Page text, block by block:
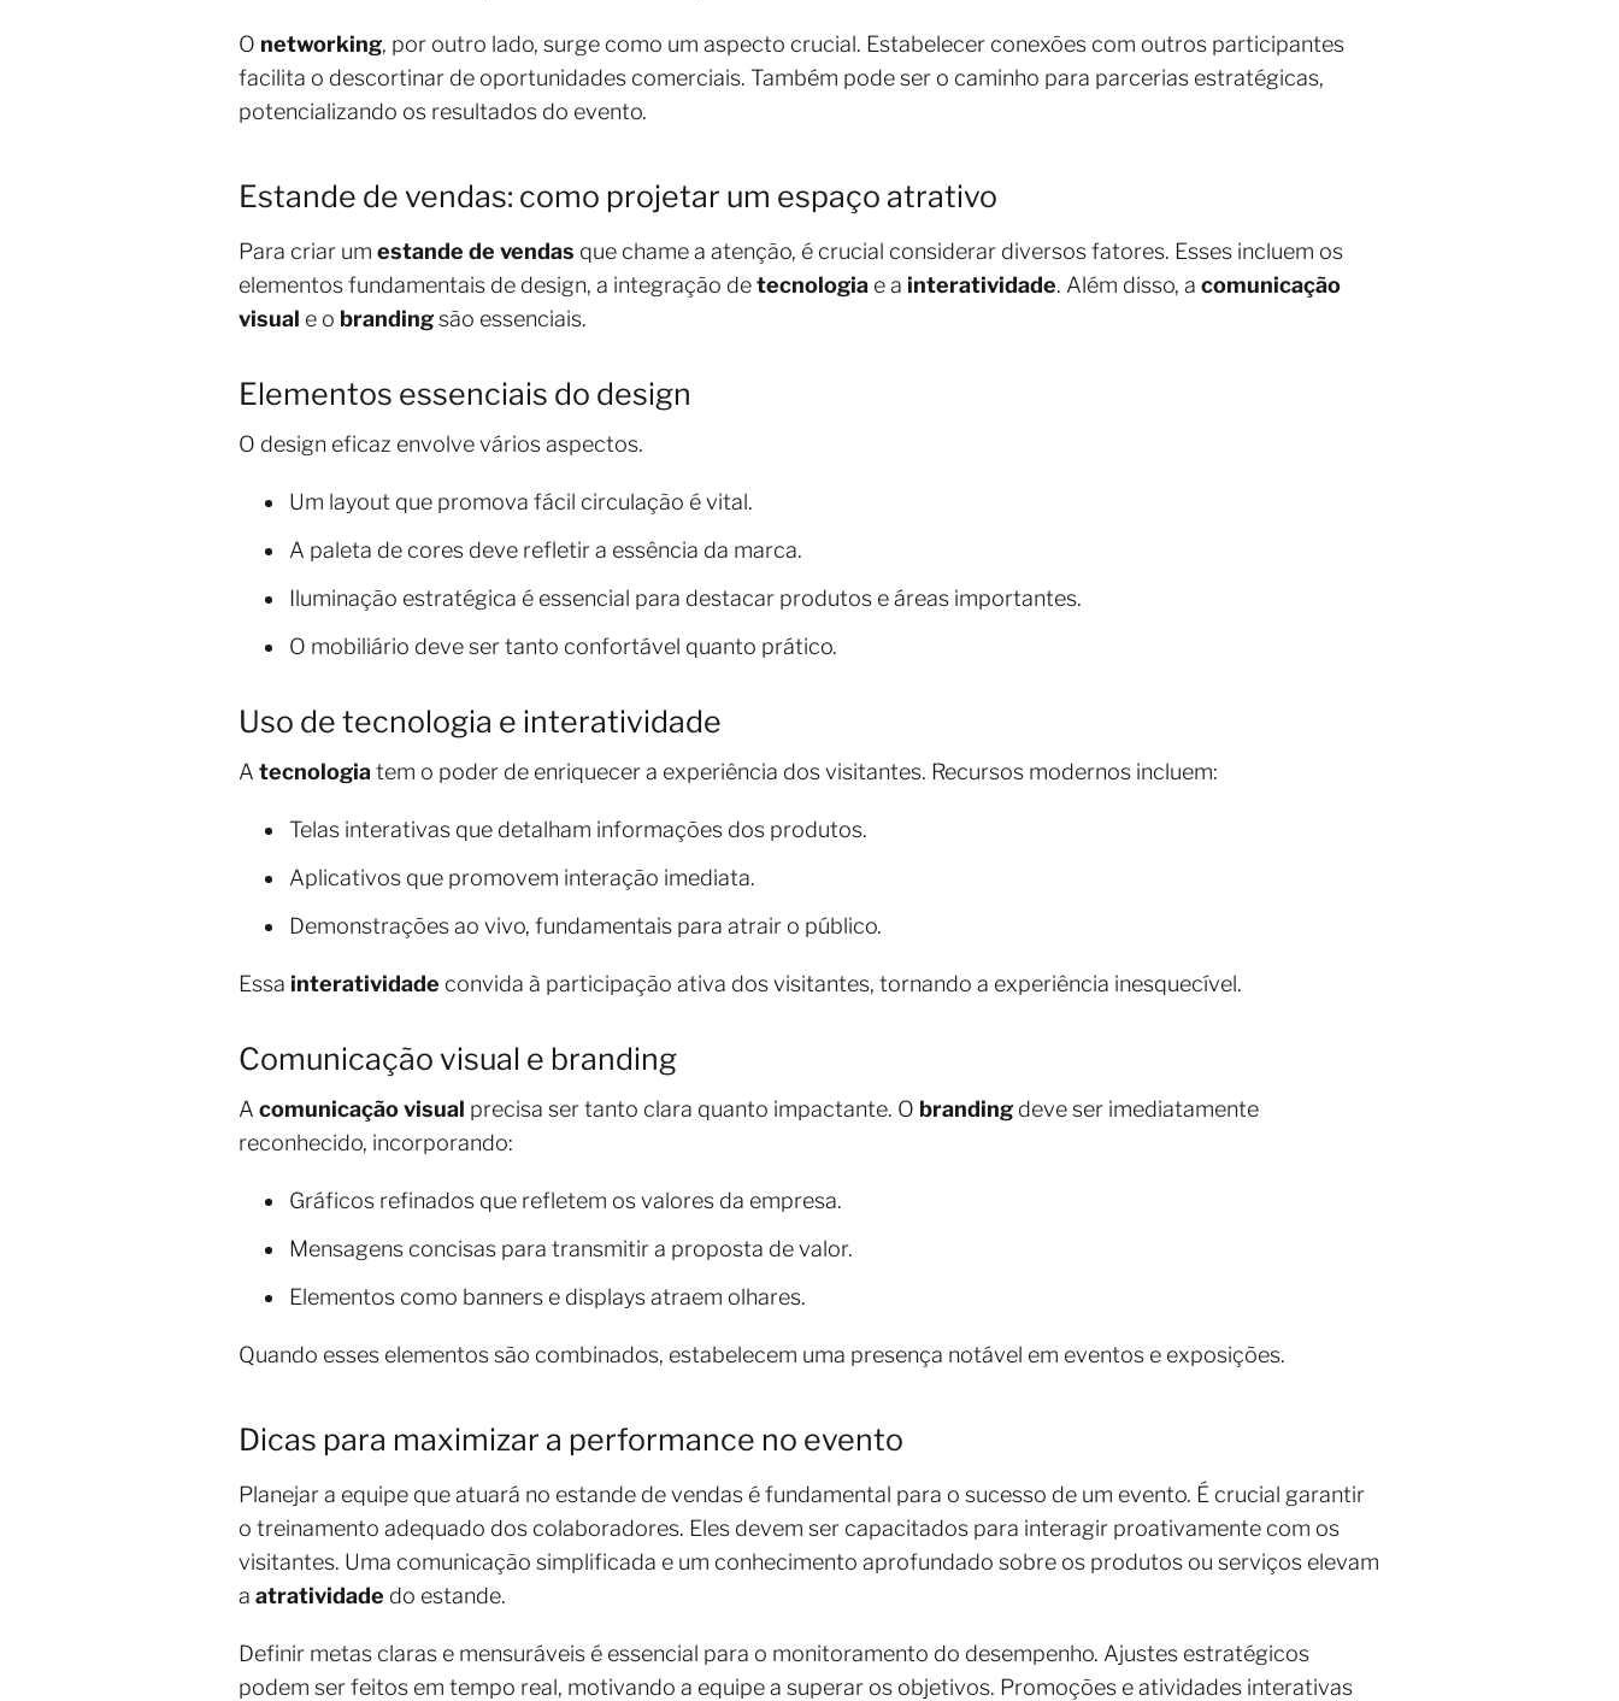
O networking, por outro lado, surge como um aspecto crucial. Estabelecer conexões com outros participantes
facilita o descortinar de oportunidades comerciais. Também pode ser o caminho para parcerias estratégicas,
potencializando os resultados do evento.
Estande de vendas: como projetar um espaço atrativo
Para criar um estande de vendas que chame a atenção, é crucial considerar diversos fatores. Esses incluem os
elementos fundamentais de design, a integração detecnologia e a interatividade. Além disso, a comunicação
visual e o brandingsão essenciais.
Elementos essenciais do design
O design eficaz envolve vários aspectos.
Um layout que promova fácil circulação é vital.
A paleta de cores deve refletir a essência da marca.
Iluminação estratégica é essencial para destacar produtos e áreas importantes.
O mobiliário deve ser tanto confortável quanto prático.
Uso de tecnologia e interatividade
A tecnologiatem o poder de enriquecer a experiência dos visitantes. Recursos modernos incluem:
Telas interativas que detalham informações dos produtos.
Aplicativos que promovem interação imediata.
Demonstrações ao vivo, fundamentais para atrair o público.
Essa interatividade convida à participação ativa dos visitantes, tornando a experiência inesquecível.
Comunicação visual e branding
A comunicação visual precisa ser tanto clara quanto impactante. O branding deve ser imediatamente
reconhecido, incorporando:
Gráficos refinados que refletem os valores da empresa.
Mensagens concisas para transmitir a proposta de valor.
Elementos como banners e displays atraem olhares.
Quando esses elementos são combinados, estabelecem uma presença notável em eventos e exposições.
Dicas para maximizar a performance no evento
Planejar a equipe que atuará no estande de vendas é fundamental para o sucesso de um evento. É crucial garantir
o treinamento adequado dos colaboradores. Eles devem ser capacitados para interagir proativamente com os
visitantes. Uma comunicação simplificada e um conhecimento aprofundado sobre os produtos ou serviços elevam
a atratividade do estande.
Definir metas claras e mensuráveis é essencial para o monitoramento do desempenho. Ajustes estratégicos
podem ser feitos em tempo real, motivando a equipe a superar os objetivos. Promoções e atividades interativas